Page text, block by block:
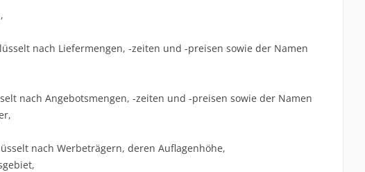
nach Liefermengen, -zeiten und -preisen sowie der Namen
nach Angebotsmengen, -zeiten und -preisen sowie der Namen
nach Werbeträgern, deren Auflagenhöhe,